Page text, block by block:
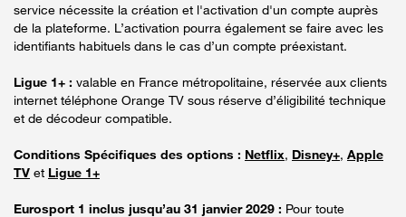
service nécessite la création et l'activation d'un compte auprès
de la plateforme. L’activation pourra également se faire avec les
identifiants habituels dans le cas d’un compte préexistant.
Ligue 1+ : valable en France métropolitaine, réservée aux clients
internet téléphone Orange TV sous réserve d’éligibilité technique
et de décodeur compatible.
Conditions Spécifiques des options : Netflix, Disney+, Apple
TV et Ligue 1+
Eurosport 1 inclus jusqu’au 31 janvier 2029 : Pour toute